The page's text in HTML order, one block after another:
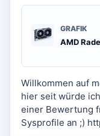
GRAFIK
AMD
Willkommen auf
hier seit würde
einer Bewertung
Sysprofile an ;)